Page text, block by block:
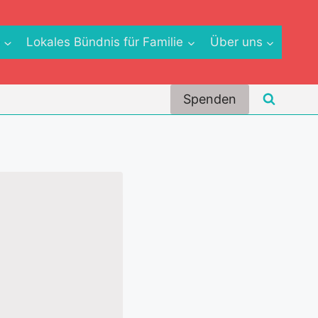
Lokales Bündnis für Familie Über uns
Spenden